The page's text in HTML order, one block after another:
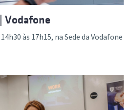
Vodafone
às 17h15, na Sede da Vodafone